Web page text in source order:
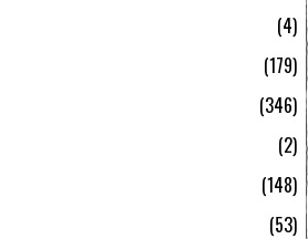
4
179
346
2
148
53